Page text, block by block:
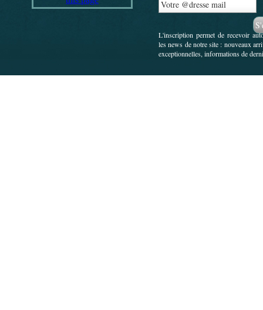
L'inscription permet de recevoir
les news de notre site : nouveaux
exceptionnelles, informations de